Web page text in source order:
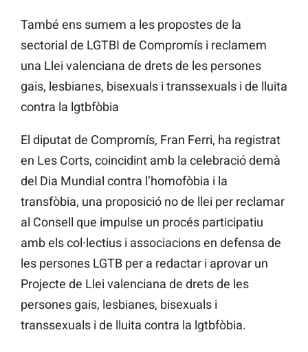
També ens sumem a les propostes de la
sectorial de LGTBI de Compromís i reclamem
una Llei valenciana de drets de les persones
gais, lesbianes, bisexuals i transsexuals i de lluita
contra la lgtbfòbia
El diputat de Compromís, Fran Ferri, ha registrat
en Les Corts, coincidint amb la celebració demà
del Dia Mundial contra l’homofòbia i la
transfòbia, una proposició no de llei per reclamar
al Consell que impulse un procés participatiu
amb els col·lectius i associacions en defensa de
les persones LGTB per a redactar i aprovar un
Projecte de Llei valenciana de drets de les
persones gais, lesbianes, bisexuals i
transsexuals i de lluita contra la lgtbfòbia.